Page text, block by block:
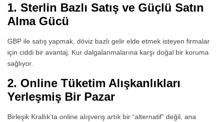
1. Sterlin Bazlı Satış ve Güçlü Satın
Alma Gücü
GBP ile satış yapmak, döviz bazlı gelir elde etmek isteyen firmalar
için ciddi bir avantaj. Kur dalgalanmalarına karşı doğal bir koruma
sağlıyor.
2. Online Tüketim Alışkanlıkları
Yerleşmiş Bir Pazar
Birleşik Krallık’ta online alışveriş artık bir “alternatif” değil, ana